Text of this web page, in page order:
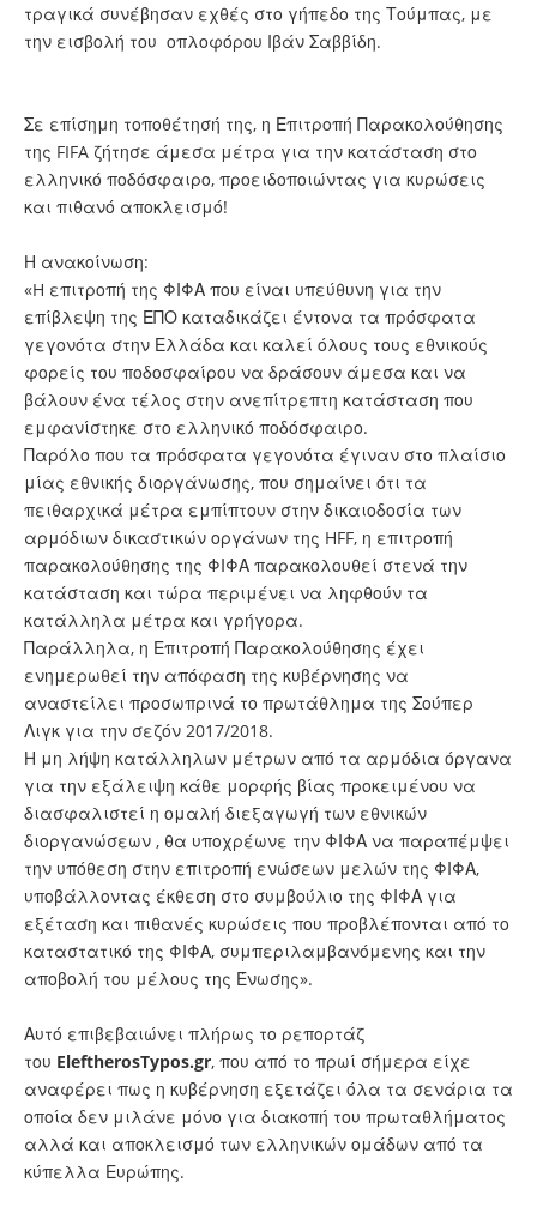
τραγικά συνέβησαν εχθές στο γήπεδο της Τούμπας, με
την εισβολή του οπλοφόρου Ιβάν Σαββίδη.
Σε επίσημη τοποθέτησή της, η Επιτροπή Παρακολούθησης
της FIFA ζήτησε άμεσα μέτρα για την κατάσταση στο
ελληνικό ποδόσφαιρο, προειδοποιώντας για κυρώσεις
και πιθανό αποκλεισμό!
Η ανακοίνωση:
«H επιτροπή της ΦΙΦΑ που είναι υπεύθυνη για την
επίβλεψη της ΕΠΟ καταδικάζει έντονα τα πρόσφατα
γεγονότα στην Ελλάδα και καλεί όλους τους εθνικούς
φορείς του ποδοσφαίρου να δράσουν άμεσα και να
βάλουν ένα τέλος στην ανεπίτρεπτη κατάσταση που
εμφανίστηκε στο ελληνικό ποδόσφαιρο.
Παρόλο που τα πρόσφατα γεγονότα έγιναν στο πλαίσιο
μίας εθνικής διοργάνωσης, που σημαίνει ότι τα
πειθαρχικά μέτρα εμπίπτουν στην δικαιοδοσία των
αρμόδιων δικαστικών οργάνων της HFF, η επιτροπή
παρακολούθησης της ΦΙΦΑ παρακολουθεί στενά την
κατάσταση και τώρα περιμένει να ληφθούν τα
κατάλληλα μέτρα και γρήγορα.
Παράλληλα, η Επιτροπή Παρακολούθησης έχει
ενημερωθεί την απόφαση της κυβέρνησης να
αναστείλει προσωπρινά το πρωτάθλημα της Σούπερ
Λιγκ για την σεζόν 2017/2018.
Η μη λήψη κατάλληλων μέτρων από τα αρμόδια όργανα
για την εξάλειψη κάθε μορφής βίας προκειμένου να
διασφαλιστεί η ομαλή διεξαγωγή των εθνικών
διοργανώσεων , θα υποχρέωνε την ΦΙΦΑ να παραπέμψει
την υπόθεση στην επιτροπή ενώσεων μελών της ΦΙΦΑ,
υποβάλλοντας έκθεση στο συμβούλιο της ΦΙΦΑ για
εξέταση και πιθανές κυρώσεις που προβλέπονται από το
καταστατικό της ΦΙΦΑ, συμπεριλαμβανόμενης και την
αποβολή του μέλους της Ένωσης».
Αυτό επιβεβαιώνει πλήρως το ρεπορτάζ
του EleftherosTypos.gr, που από το πρωί σήμερα είχε
αναφέρει πως η κυβέρνηση εξετάζει όλα τα σενάρια τα
οποία δεν μιλάνε μόνο για διακοπή του πρωταθλήματος
αλλά και αποκλεισμό των ελληνικών ομάδων από τα
κύπελλα Ευρώπης.